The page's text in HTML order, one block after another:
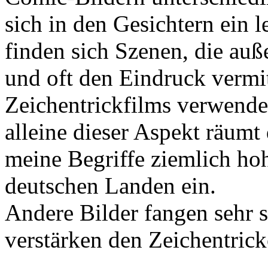
sich in den Gesichtern ein
finden sich Szenen, die
und oft den Eindruck
Zeichentrickfilms
alleine dieser Aspekt
meine Begriffe ziemlich
deutschen Landen ein.
Andere Bilder fangen sehr
verstärken den